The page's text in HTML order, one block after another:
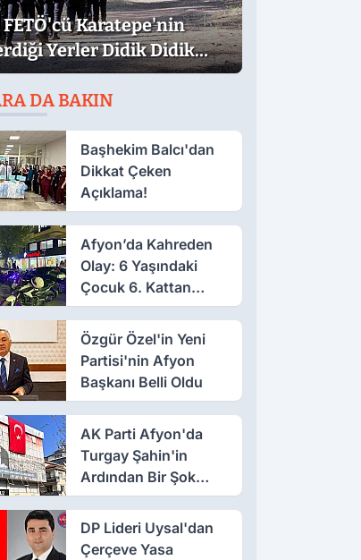
Karatepe'nin
Yerler Didik Didik
DA BAKIN
Başhekim Balcı'dan
Dikkat Çeken
Açıklama!
Afyon’da Kahreden
Olay: 6 Yaşındaki
Çocuk 6. Kattan
Düştü
Özgür Özel'in Yeni
Partisi'nin Afyon
Başkanı Belli Oldu
AK Parti Afyon'da
Turgay Şahin'in
Ardından Bir Şok
Daha!
DP Lideri Uysal'dan
Çerçeve Yasa